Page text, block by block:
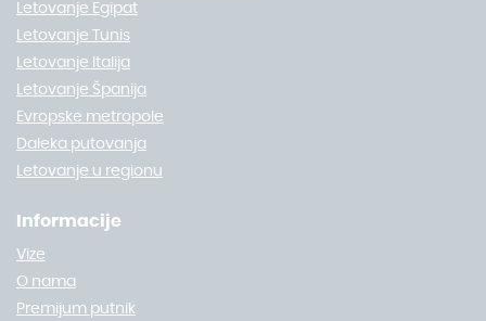
Letovanje Egipat
Letovanje Tunis
Letovanje Italija
Letovanje Španija
Evropske metropole
Daleka putovanja
Letovanje u regionu
Informacije
Vize
O nama
Premijum putnik